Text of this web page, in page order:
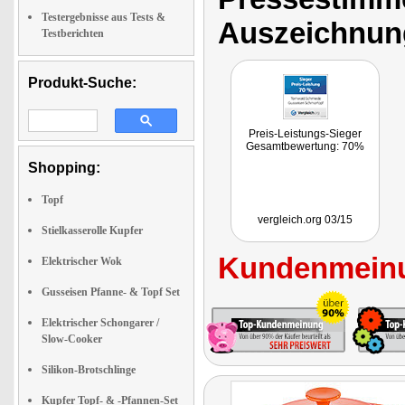
Testergebnisse aus Tests &
Testberichten
Produkt-Suche:
Shopping:
Topf
Stielkasserolle Kupfer
Elektrischer Wok
Gusseisen Pfanne- & Topf Set
Elektrischer Schongarer /
Slow-Cooker
Silikon-Brotschlinge
Kupfer Topf- & -Pfannen-Set
Preis-Leistungs-Sieger
Gesamtbewertung: 70%
vergleich.org 03/15